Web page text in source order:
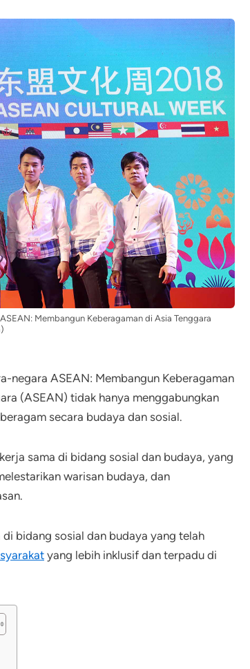
Membangun Keberagaman di Asia Tenggara
negara ASEAN: Membangun Keberagaman
(ASEAN) tidak hanya menggabungkan
secara budaya dan sosial.
sama di bidang sosial dan budaya, yang
warisan budaya, dan
bidang sosial dan budaya yang telah
yang lebih inklusif dan terpadu di